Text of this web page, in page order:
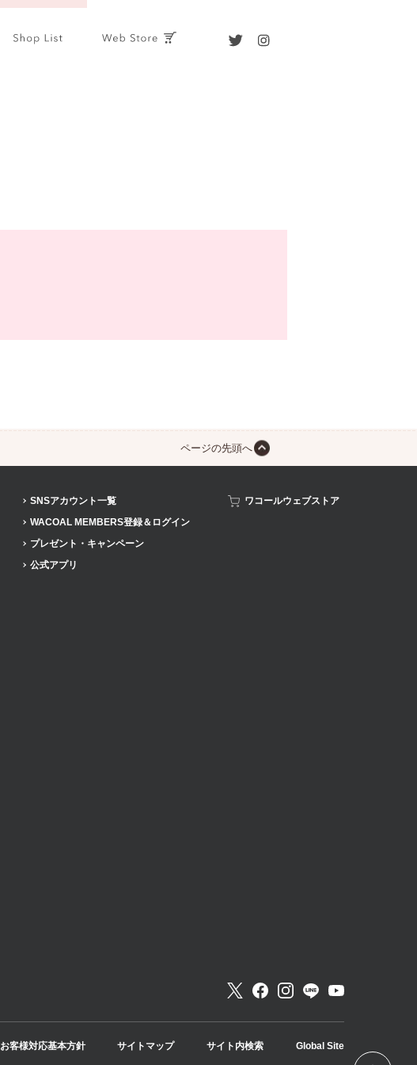
ページの先頭へ
SNSアカウント一覧
WACOAL MEMBERS登録＆ログイン
プレゼント・キャンペーン
公式アプリ
ワコールウェブストア
お客様対応基本方針 サイトマップ サイト内検索 Global Site